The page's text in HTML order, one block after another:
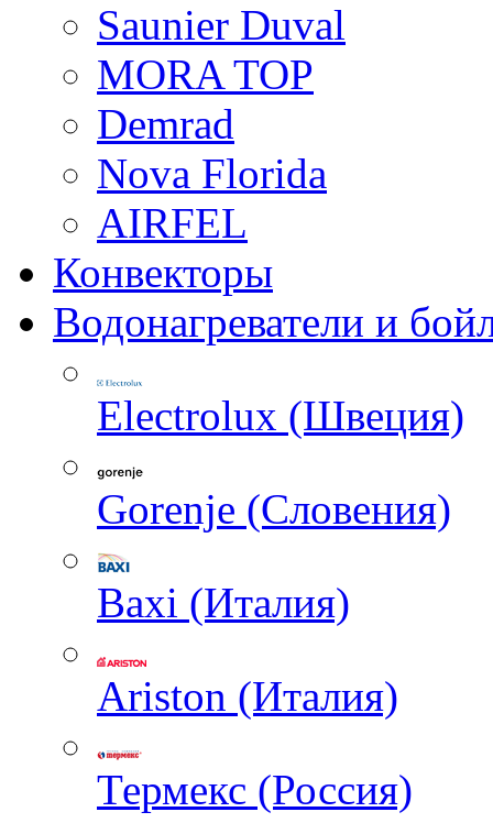
Saunier Duval
MORA TOP
Demrad
Nova Florida
AIRFEL
Конвекторы
Водонагреватели и
Electrolux (Швеция)
Gorenje (Словения)
Baxi (Италия)
Ariston (Италия)
Термекс (Россия)